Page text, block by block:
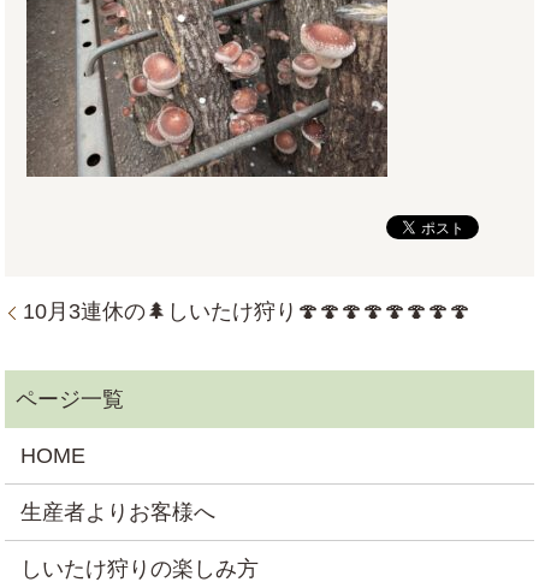
10月3連休の🌲しいたけ狩り🍄🍄🍄🍄🍄🍄🍄🍄
HOME
生産者よりお客様へ
しいたけ狩りの楽しみ方